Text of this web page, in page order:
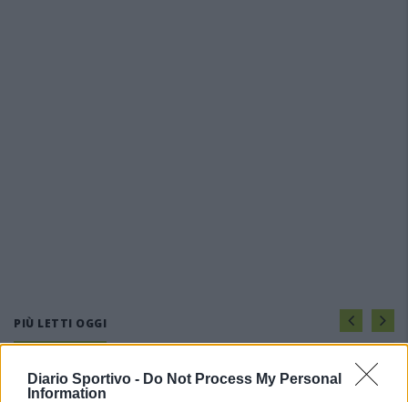
Diario Sportivo - Do Not Process My Personal
Information
PIÙ LETTI OGGI
Amichevole Ossese: 3-1 al Cagliari Primavera,